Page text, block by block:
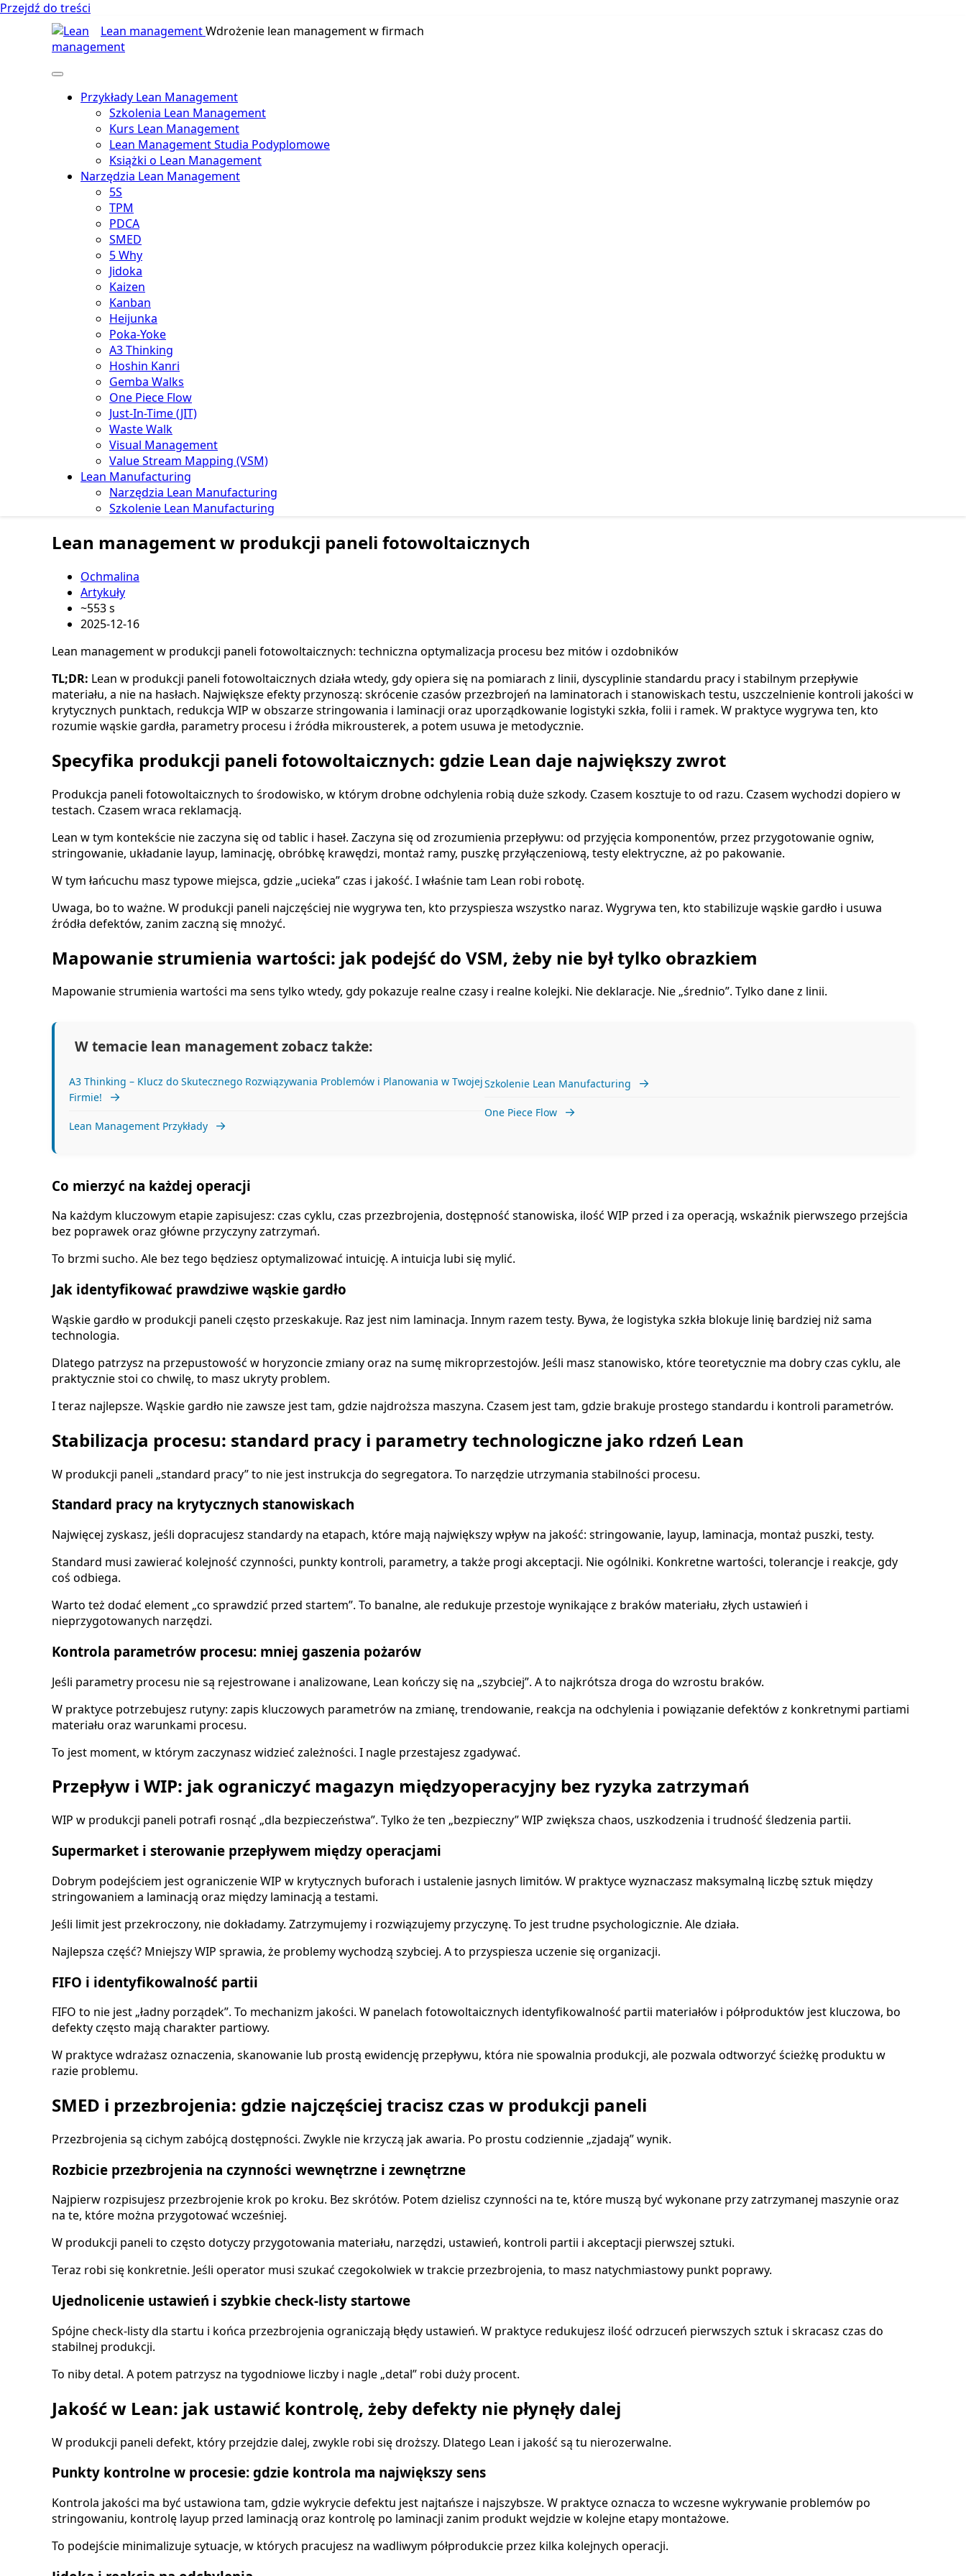
Przejdź do treści
Lean managementWdrożenie lean management w firmach
Przykłady Lean Management
Szkolenia Lean Management
Kurs Lean Management
Lean Management Studia Podyplomowe
Książki o Lean Management
Narzędzia Lean Management
5S
TPM
PDCA
SMED
5 Why
Jidoka
Kaizen
Kanban
Heijunka
Poka-Yoke
A3 Thinking
Hoshin Kanri
Gemba Walks
One Piece Flow
Just-In-Time (JIT)
Waste Walk
Visual Management
Value Stream Mapping (VSM)
Lean Manufacturing
Narzędzia Lean Manufacturing
Szkolenie Lean Manufacturing
Lean management w produkcji paneli fotowoltaicznych
Ochmalina
Artykuły
~553 s
2025-12-16
Lean management w produkcji paneli fotowoltaicznych: techniczna optymalizacja procesu bez mitów i ozdobników
TL;DR: Lean w produkcji paneli fotowoltaicznych działa wtedy, gdy opiera się na pomiarach z linii, dyscyplinie standardu pracy i stabilnym przepływie
materiału, a nie na hasłach. Największe efekty przynoszą: skrócenie czasów przezbrojeń na laminatorach i stanowiskach testu, uszczelnienie kontroli jakości w
krytycznych punktach, redukcja WIP w obszarze stringowania i laminacji oraz uporządkowanie logistyki szkła, folii i ramek. W praktyce wygrywa ten, kto
rozumie wąskie gardła, parametry procesu i źródła mikrousterek, a potem usuwa je metodycznie.
Specyfika produkcji paneli fotowoltaicznych: gdzie Lean daje największy zwrot
Produkcja paneli fotowoltaicznych to środowisko, w którym drobne odchylenia robią duże szkody. Czasem kosztuje to od razu. Czasem wychodzi dopiero w
testach. Czasem wraca reklamacją.
Lean w tym kontekście nie zaczyna się od tablic i haseł. Zaczyna się od zrozumienia przepływu: od przyjęcia komponentów, przez przygotowanie ogniw,
stringowanie, układanie layup, laminację, obróbkę krawędzi, montaż ramy, puszkę przyłączeniową, testy elektryczne, aż po pakowanie.
W tym łańcuchu masz typowe miejsca, gdzie „ucieka” czas i jakość. I właśnie tam Lean robi robotę.
Uwaga, bo to ważne. W produkcji paneli najczęściej nie wygrywa ten, kto przyspiesza wszystko naraz. Wygrywa ten, kto stabilizuje wąskie gardło i usuwa
źródła defektów, zanim zaczną się mnożyć.
Mapowanie strumienia wartości: jak podejść do VSM, żeby nie był tylko obrazkiem
Mapowanie strumienia wartości ma sens tylko wtedy, gdy pokazuje realne czasy i realne kolejki. Nie deklaracje. Nie „średnio”. Tylko dane z linii.
W temacie lean management zobacz także:
A3 Thinking – Klucz do Skutecznego Rozwiązywania Problemów i Planowania w Twojej
Firmie!
→
Lean Management Przykłady →
Szkolenie Lean Manufacturing →
One Piece Flow →
Co mierzyć na każdej operacji
Na każdym kluczowym etapie zapisujesz: czas cyklu, czas przezbrojenia, dostępność stanowiska, ilość WIP przed i za operacją, wskaźnik pierwszego przejścia
bez poprawek oraz główne przyczyny zatrzymań.
To brzmi sucho. Ale bez tego będziesz optymalizować intuicję. A intuicja lubi się mylić.
Jak identyfikować prawdziwe wąskie gardło
Wąskie gardło w produkcji paneli często przeskakuje. Raz jest nim laminacja. Innym razem testy. Bywa, że logistyka szkła blokuje linię bardziej niż sama
technologia.
Dlatego patrzysz na przepustowość w horyzoncie zmiany oraz na sumę mikroprzestojów. Jeśli masz stanowisko, które teoretycznie ma dobry czas cyklu, ale
praktycznie stoi co chwilę, to masz ukryty problem.
I teraz najlepsze. Wąskie gardło nie zawsze jest tam, gdzie najdroższa maszyna. Czasem jest tam, gdzie brakuje prostego standardu i kontroli parametrów.
Stabilizacja procesu: standard pracy i parametry technologiczne jako rdzeń Lean
W produkcji paneli „standard pracy” to nie jest instrukcja do segregatora. To narzędzie utrzymania stabilności procesu.
Standard pracy na krytycznych stanowiskach
Najwięcej zyskasz, jeśli dopracujesz standardy na etapach, które mają największy wpływ na jakość: stringowanie, layup, laminacja, montaż puszki, testy.
Standard musi zawierać kolejność czynności, punkty kontroli, parametry, a także progi akceptacji. Nie ogólniki. Konkretne wartości, tolerancje i reakcje, gdy
coś odbiega.
Warto też dodać element „co sprawdzić przed startem”. To banalne, ale redukuje przestoje wynikające z braków materiału, złych ustawień i
nieprzygotowanych narzędzi.
Kontrola parametrów procesu: mniej gaszenia pożarów
Jeśli parametry procesu nie są rejestrowane i analizowane, Lean kończy się na „szybciej”. A to najkrótsza droga do wzrostu braków.
W praktyce potrzebujesz rutyny: zapis kluczowych parametrów na zmianę, trendowanie, reakcja na odchylenia i powiązanie defektów z konkretnymi partiami
materiału oraz warunkami procesu.
To jest moment, w którym zaczynasz widzieć zależności. I nagle przestajesz zgadywać.
Przepływ i WIP: jak ograniczyć magazyn międzyoperacyjny bez ryzyka zatrzymań
WIP w produkcji paneli potrafi rosnąć „dla bezpieczeństwa”. Tylko że ten „bezpieczny” WIP zwiększa chaos, uszkodzenia i trudność śledzenia partii.
Supermarket i sterowanie przepływem między operacjami
Dobrym podejściem jest ograniczenie WIP w krytycznych buforach i ustalenie jasnych limitów. W praktyce wyznaczasz maksymalną liczbę sztuk między
stringowaniem a laminacją oraz między laminacją a testami.
Jeśli limit jest przekroczony, nie dokładamy. Zatrzymujemy i rozwiązujemy przyczynę. To jest trudne psychologicznie. Ale działa.
Najlepsza część? Mniejszy WIP sprawia, że problemy wychodzą szybciej. A to przyspiesza uczenie się organizacji.
FIFO i identyfikowalność partii
FIFO to nie jest „ładny porządek”. To mechanizm jakości. W panelach fotowoltaicznych identyfikowalność partii materiałów i półproduktów jest kluczowa, bo
defekty często mają charakter partiowy.
W praktyce wdrażasz oznaczenia, skanowanie lub prostą ewidencję przepływu, która nie spowalnia produkcji, ale pozwala odtworzyć ścieżkę produktu w
razie problemu.
SMED i przezbrojenia: gdzie najczęściej tracisz czas w produkcji paneli
Przezbrojenia są cichym zabójcą dostępności. Zwykle nie krzyczą jak awaria. Po prostu codziennie „zjadają” wynik.
Rozbicie przezbrojenia na czynności wewnętrzne i zewnętrzne
Najpierw rozpisujesz przezbrojenie krok po kroku. Bez skrótów. Potem dzielisz czynności na te, które muszą być wykonane przy zatrzymanej maszynie oraz
na te, które można przygotować wcześniej.
W produkcji paneli to często dotyczy przygotowania materiału, narzędzi, ustawień, kontroli partii i akceptacji pierwszej sztuki.
Teraz robi się konkretnie. Jeśli operator musi szukać czegokolwiek w trakcie przezbrojenia, to masz natychmiastowy punkt poprawy.
Ujednolicenie ustawień i szybkie check-listy startowe
Spójne check-listy dla startu i końca przezbrojenia ograniczają błędy ustawień. W praktyce redukujesz ilość odrzuceń pierwszych sztuk i skracasz czas do
stabilnej produkcji.
To niby detal. A potem patrzysz na tygodniowe liczby i nagle „detal” robi duży procent.
Jakość w Lean: jak ustawić kontrolę, żeby defekty nie płynęły dalej
W produkcji paneli defekt, który przejdzie dalej, zwykle robi się droższy. Dlatego Lean i jakość są tu nierozerwalne.
Punkty kontrolne w procesie: gdzie kontrola ma największy sens
Kontrola jakości ma być ustawiona tam, gdzie wykrycie defektu jest najtańsze i najszybsze. W praktyce oznacza to wczesne wykrywanie problemów po
stringowaniu, kontrolę layup przed laminacją oraz kontrolę po laminacji zanim produkt wejdzie w kolejne etapy montażowe.
To podejście minimalizuje sytuacje, w których pracujesz na wadliwym półprodukcie przez kilka kolejnych operacji.